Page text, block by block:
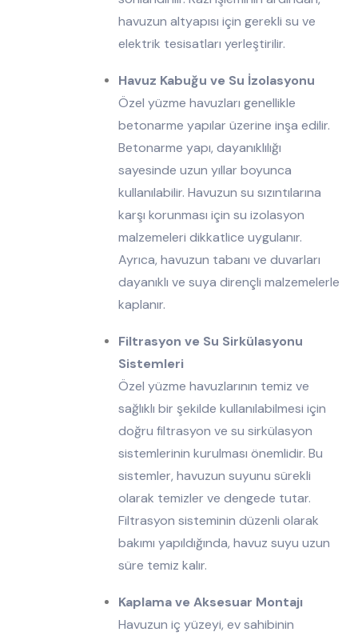
havuzun altyapısı için gerekli su ve
elektrik tesisatları yerleştirilir.
Havuz Kabuğu ve Su İzolasyonu
Özel yüzme havuzları genellikle
betonarme yapılar üzerine inşa edilir.
Betonarme yapı, dayanıklılığı
sayesinde uzun yıllar boyunca
kullanılabilir. Havuzun su sızıntılarına
karşı korunması için su izolasyon
malzemeleri dikkatlice uygulanır.
Ayrıca, havuzun tabanı ve duvarları
dayanıklı ve suya dirençli malzemelerle
kaplanır.
Filtrasyon ve Su Sirkülasyonu
Sistemleri
Özel yüzme havuzlarının temiz ve
sağlıklı bir şekilde kullanılabilmesi için
doğru filtrasyon ve su sirkülasyon
sistemlerinin kurulması önemlidir. Bu
sistemler, havuzun suyunu sürekli
olarak temizler ve dengede tutar.
Filtrasyon sisteminin düzenli olarak
bakımı yapıldığında, havuz suyu uzun
süre temiz kalır.
Kaplama ve Aksesuar Montajı
Havuzun iç yüzeyi, ev sahibinin